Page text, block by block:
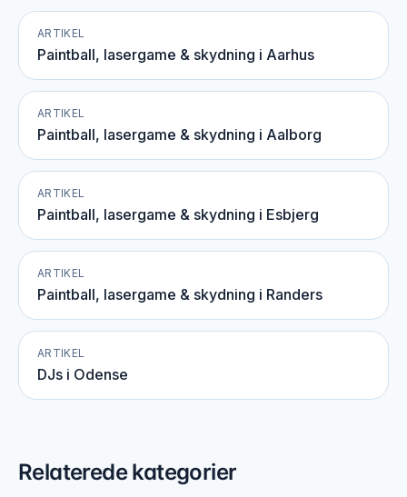
ARTIKEL
Paintball, lasergame & skydning i Aarhus
ARTIKEL
Paintball, lasergame & skydning i Aalborg
ARTIKEL
Paintball, lasergame & skydning i Esbjerg
ARTIKEL
Paintball, lasergame & skydning i Randers
ARTIKEL
DJs i Odense
Relaterede kategorier